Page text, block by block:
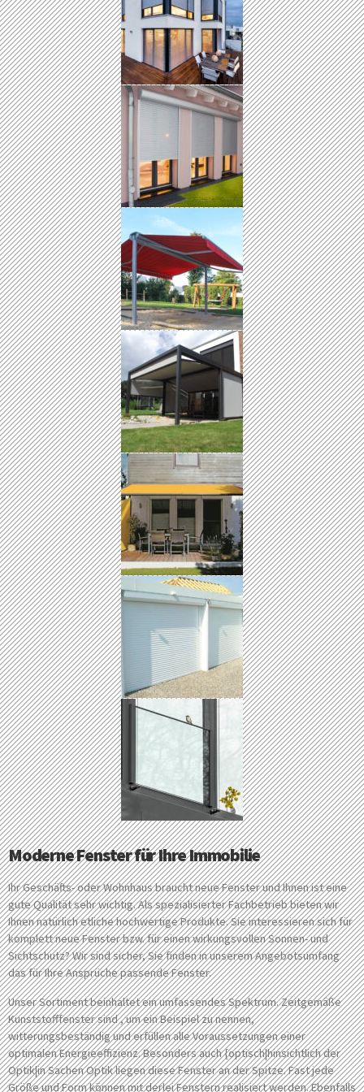
Moderne Fenster für Ihre Immobilie
Ihr Geschäfts- oder Wohnhaus braucht neue Fenster und Ihnen ist eine
gute Qualität sehr wichtig. Als spezialisierter Fachbetrieb bieten wir
Ihnen natürlich etliche hochwertige Produkte. Sie interessieren sich für
komplett neue Fenster bzw. für einen wirkungsvollen Sonnen- und
Sichtschutz? Wir sind sicher, Sie finden in unserem Angebotsumfang
das für Ihre Ansprüche passende Fenster.
Unser Sortiment beinhaltet ein umfassendes Spektrum. Zeitgemäße
Kunststofffenster sind , um ein Beispiel zu nennen,
witterungsbeständig und erfüllen alle Voraussetzungen einer
optimalen Energieeffizienz. Besonders auch {optisch|hinsichtlich der
Optik|in Sachen Optik liegen diese Fenster an der Spitze. Fast jede
Größe und Form können mit derlei Fenstern realisiert werden. Ebenfalls